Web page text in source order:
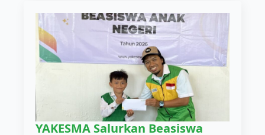
YAKESMA Salurkan Beasiswa